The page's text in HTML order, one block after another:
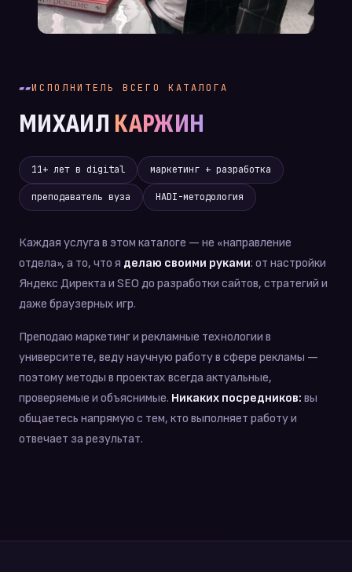
ИСПОЛНИТЕЛЬ ВСЕГО КАТАЛОГА
МИХАИЛ КАРЖИН
11+ лет в digital маркетинг + разработка
преподаватель вуза HADI-методология
Каждая услуга в этом каталоге — не «направление
отдела», а то, что я делаю своими руками: от настройки
Яндекс Директа и SEO до разработки сайтов, стратегий и
даже браузерных игр.
Преподаю маркетинг и рекламные технологии в
университете, веду научную работу в сфере рекламы —
поэтому методы в проектах всегда актуальные,
проверяемые и объяснимые. Никаких посредников: вы
общаетесь напрямую с тем, кто выполняет работу и
отвечает за результат.